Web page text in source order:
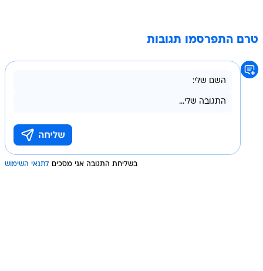
טרם התפרסמו תגובות
בשליחת התגובה אני מסכים לתנאי השימוש